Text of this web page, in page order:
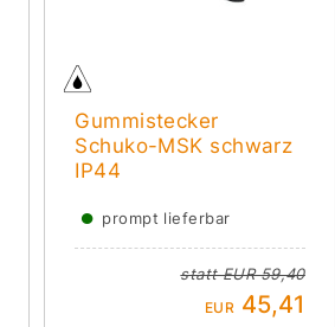
Gummistecker
Schuko-MSK schwarz
IP44
● prompt lieferbar
stattEUR 59,40
EUR 45,41